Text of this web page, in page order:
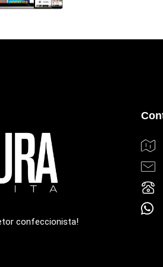
confeccionista!